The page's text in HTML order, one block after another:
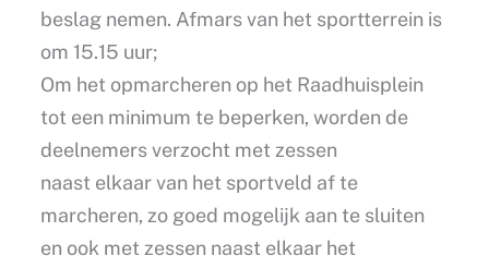
beslag nemen. Afmars van het sportterrein is
om 15.15 uur;
Om het opmarcheren op het Raadhuisplein
tot een minimum te beperken, worden de
deelnemers verzocht met zessen
naast elkaar van het sportveld af te
marcheren, zo goed mogelijk aan te sluiten
en ook met zessen naast elkaar het